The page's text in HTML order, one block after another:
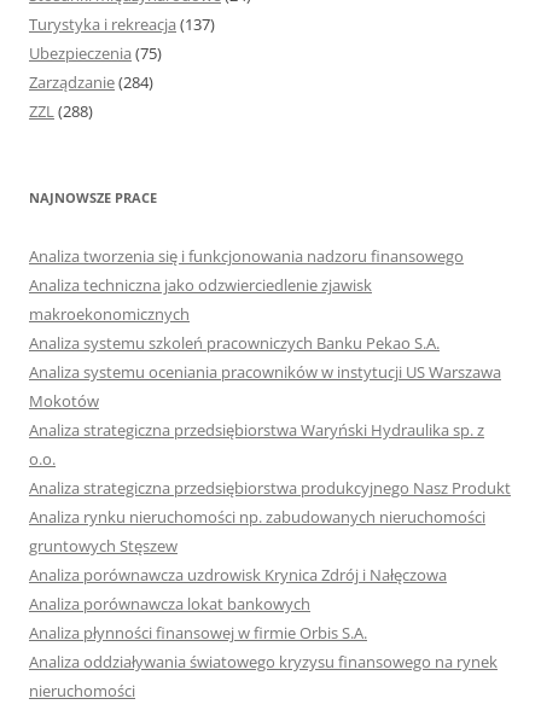
Turystyka i rekreacja (137)
Ubezpieczenia (75)
Zarządzanie(284)
ZZL(288)
NAJNOWSZE PRACE
Analiza tworzenia się i funkcjonowania nadzoru finansowego
Analiza techniczna jako odzwierciedlenie zjawisk
makroekonomicznych
Analiza systemu szkoleń pracowniczych Banku Pekao S.A.
Analiza systemu oceniania pracowników w instytucji US Warszawa
Mokotów
Analiza strategiczna przedsiębiorstwa Waryński Hydraulika sp. z
o.o.
Analiza strategiczna przedsiębiorstwa produkcyjnego Nasz Produkt
Analiza rynku nieruchomości np. zabudowanych nieruchomości
gruntowych Stęszew
Analiza porównawcza uzdrowisk Krynica Zdrój i Nałęczowa
Analiza porównawcza lokat bankowych
Analiza płynności finansowej w firmie Orbis S.A.
Analiza oddziaływania światowego kryzysu finansowego na rynek
nieruchomości